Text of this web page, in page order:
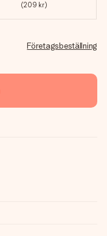
(209 kr)
Företagsbeställning